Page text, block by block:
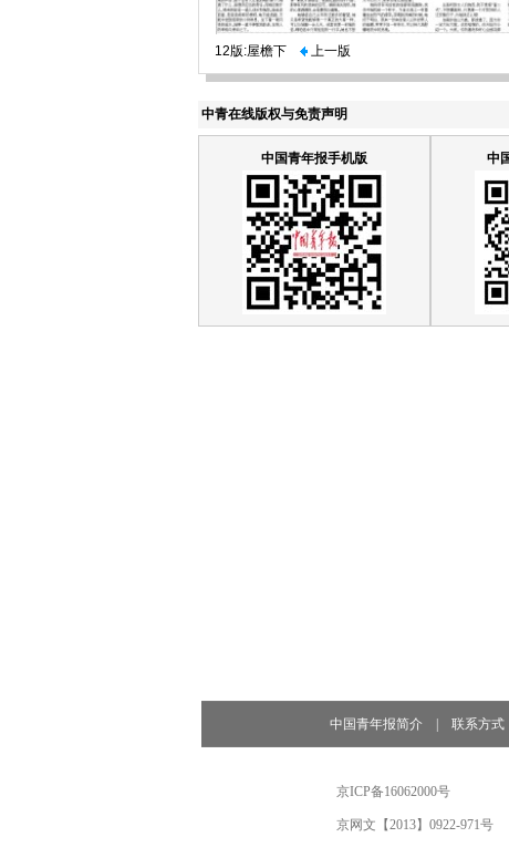
12版:屋檐下 上一版
中青在线版权与免责声明
中国青年报手机版 中
中国青年报简介 联系方式
京ICP备16062000号
京网文【2013】0922-971号